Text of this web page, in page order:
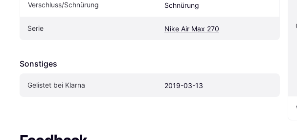
Verschluss/Schnürung Schnürung
Serie Nike Air Max 270
Sonstiges
Gelistet bei Klarna 2019-03-13